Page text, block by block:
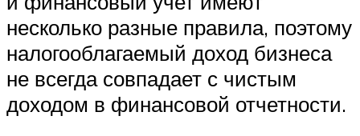
несколько разные правила, поэтому
налогооблагаемый доход бизнеса
не всегда совпадает с чистым
доходом в финансовой отчетности.